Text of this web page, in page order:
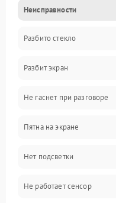
Проблемы связи
Камеры
Проблемы с дисплеем
Зарядка
Проблемы с питанием,
Проблемы с работой
Неисправности
Разбито стекло
Разбит экран
Не гаснет при разговоре
Пятна на экране
Нет подсветки
Не работает сенсор